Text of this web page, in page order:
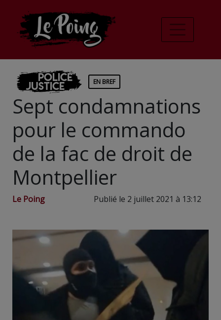
Police
Justice EN BREF
Sept condamnations
pour le commando
de la fac de droit de
Montpellier
Le Poing Publié le 2 juillet 2021 à 13:12